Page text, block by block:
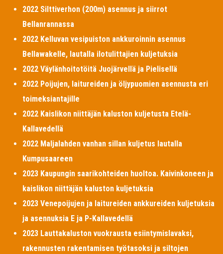
2022 Silttiverhon (200m) asennus ja siirrot
Bellanrannassa
2022 Kelluvan vesipuiston ankkuroinnin asennus
Bellawakelle, lautalla ilotulittajien kuljetuksia
2022 Väylänhoitotöitä Juojärvellä ja Pielisellä
2022 Poijujen, laitureiden ja öljypuomien asennusta eri
toimeksiantajille
2022 Kaislikon niittäjän kaluston kuljetusta Etelä-
Kallavedellä
2022 Maljalahden vanhan sillan kuljetus lautalla
Kumpusaareen
2023 Kaupungin saarikohteiden huoltoa. Kaivinkoneen ja
kaislikon niittäjän kaluston kuljetuksia
2023 Venepoijujen ja laitureiden ankkureiden kuljetuksia
ja asennuksia E ja P-Kallavedellä
2023 Lauttakaluston vuokrausta esiintymislavaksi,
rakennusten rakentamisen työtasoksi ja siltojen